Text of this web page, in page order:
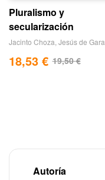
Pluralismo y
secularización
Jacinto Choza Jesús de
19,50€
18,53 €
Autoría